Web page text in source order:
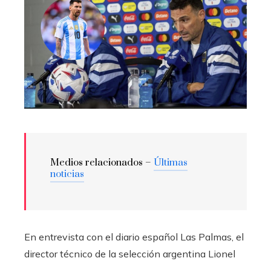
Medios relacionados – Últimas
noticias
En entrevista con el diario español Las Palmas, el
director técnico de la selección argentina Lionel